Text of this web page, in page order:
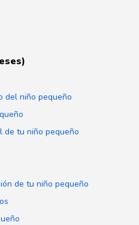
del niño pequeño
de tu niño pequeño
de tu niño pequeño